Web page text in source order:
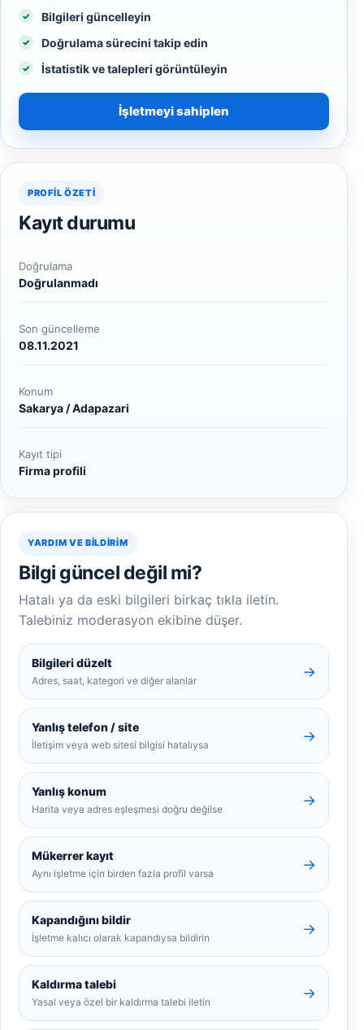
Bilgileri güncelleyin
Doğrulama sürecini takip edin
İstatistik ve talepleri görüntüleyin
İşletmeyi sahiplen
PROFIL ÖZETI
Kayıt durumu
Doğrulama
Doğrulanmadı
Son güncelleme
08.11.2021
Konum
Sakarya / Adapazari
Kayıt tipi
Firma profili
YARDIM VE BILDIRIM
Bilgi güncel değil mi?
Hatalı ya da eski bilgileri birkaç tıkla iletin.
Talebiniz moderasyon ekibine düşer.
Bilgileri düzelt
Adres, saat, kategori ve diğer alanlar
→
Yanlış telefon / site
İletişim veya web sitesi bilgisi hatalıysa
→
Yanlış konum
Harita veya adres eşleşmesi doğru değilse
→
Mükerrer kayıt
Aynı işletme için birden fazla profil varsa
→
Kapandığını bildir
İşletme kalıcı olarak kapandıysa bildirin
→
Kaldırma talebi
Yasal veya özel bir kaldırma talebi iletin
→